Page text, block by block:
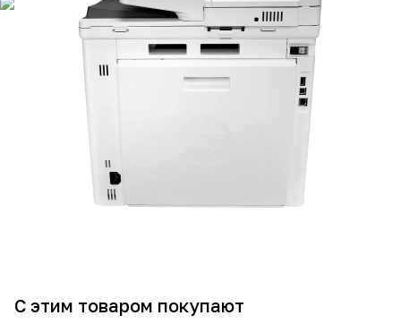
С этим товаром покупают